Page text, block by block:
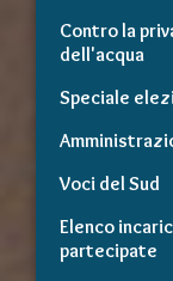
Contro la
dell'acqua
Speciale
Voci del Sud
Elenco
partecipate